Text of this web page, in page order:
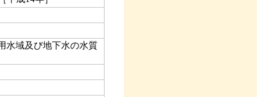
水域及び地下水の水質